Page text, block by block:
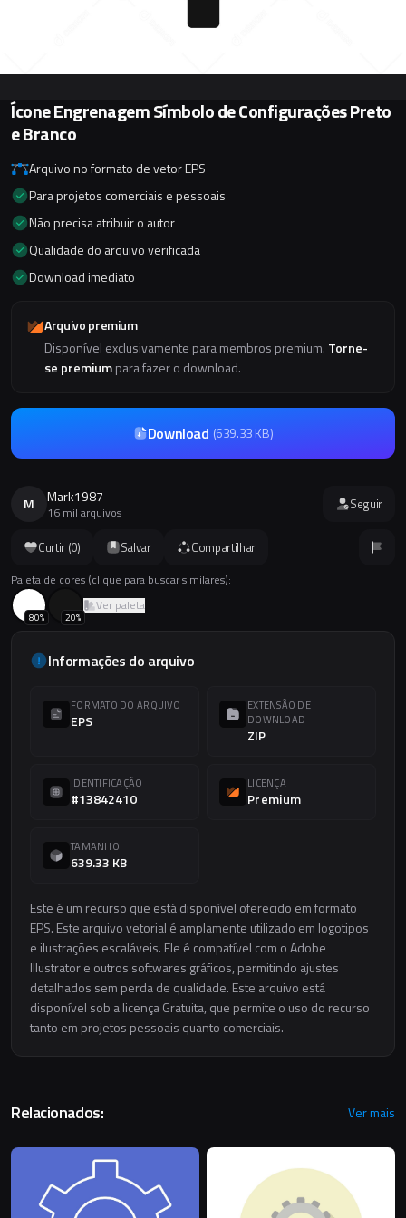
Curtir (0) Salvar Compartilhar
Paleta de cores (clique para buscar similares):
80% 20%
Ver paleta
Informações do arquivo
FORMATO DO ARQUIVO
EPS
EXTENSÃO DE
DOWNLOAD
ZIP
IDENTIFICAÇÃO
#13842410
LICENÇA
Premium
TAMANHO
639.33 KB
Este é um recurso que está disponível oferecido em formato
EPS. Este arquivo vetorial é amplamente utilizado em logotipos
e ilustrações escaláveis. Ele é compatível com o Adobe
Illustrator e outros softwares gráficos, permitindo ajustes
detalhados sem perda de qualidade. Este arquivo está
disponível sob a licença Gratuita, que permite o uso do recurso
tanto em projetos pessoais quanto comerciais.
Ícone Engrenagem Símbolo de Configurações Preto
e Branco
Arquivo no formato de vetor EPS
Para projetos comerciais e pessoais
Não precisa atribuir o autor
Qualidade do arquivo verificada
Download imediato
Arquivo premium
Disponível exclusivamente para membros premium. Torne-
se premiumpara fazer o download.
Download (639.33 KB)
M Mark1987
16 mil arquivos Seguir
Relacionados: Ver mais